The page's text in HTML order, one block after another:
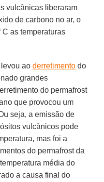
vulcânicas liberaram
de carbono no ar, o
C as temperaturas
levou aoderretimento do
grandes
do permafrost
que provocou um
seja, a emissão de
vulcânicos pode
mas foi a
do permafrost da
média do
a causa final do